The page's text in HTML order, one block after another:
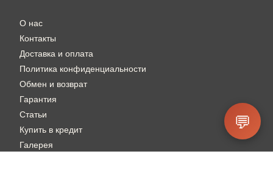
О нас
Контакты
Доставка и оплата
Политика конфиденциальности
Обмен и возврат
Гарантия
Статьи
Купить в кредит
Галерея
💬